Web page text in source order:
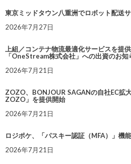
東京ミッドタウン八重洲でロボット配送
2026年7月27日
上組／コンテナ物流最適化サービスを提
「OneStream株式会社」への出資のお知
2026年7月21日
ZOZO、BONJOUR SAGANの自社EC拡
ZOZO」を提供開始
2026年7月21日
ロジポケ、「パスキー認証（MFA）」機
2026年7月21日